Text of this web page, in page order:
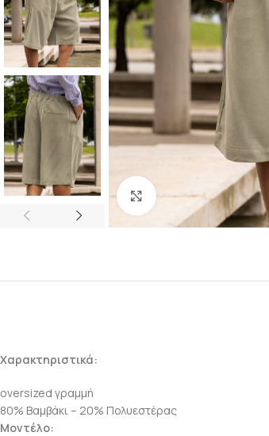
Click to enlarge
Χαρακτηριστικά:
oversized γραμμή
80% Βαμβάκι – 20% Πολυεστέρας
Μοντέλο: